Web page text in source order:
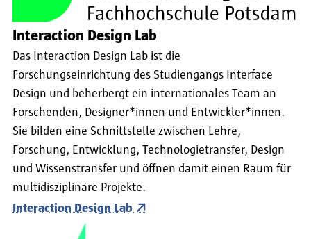
Interaction Design Lab
Das Interaction Design Lab ist die
Forschungseinrichtung des Studiengangs Interface
Design und beherbergt ein internationales Team an
Forschenden, Designer*innen und Entwickler*innen.
Sie bilden eine Schnittstelle zwischen Lehre,
Forschung, Entwicklung, Technologietransfer, Design
und Wissenstransfer und öffnen damit einen Raum für
multidisziplinäre Projekte.
Interaction Design Lab